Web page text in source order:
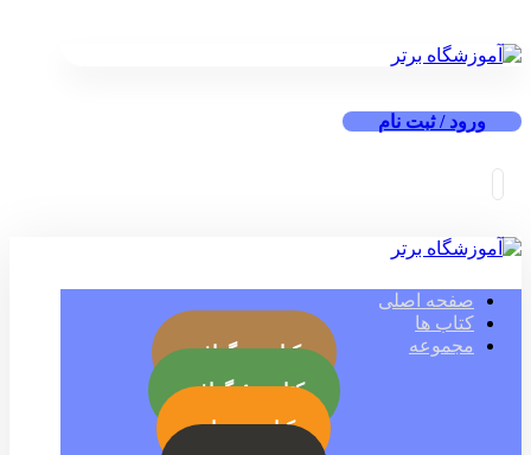
ورود / ثبت نام
صفحه اصلی
کتاب ها
مجموعه
کتاب بیوگرافی
کتاب جئوگرافی
کتاب رمز ارز